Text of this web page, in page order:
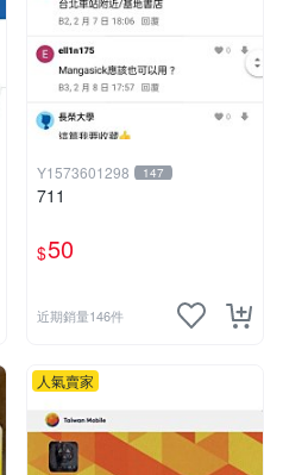
Y1573601298 147
711
$50
近期銷量146件
人氣賣家